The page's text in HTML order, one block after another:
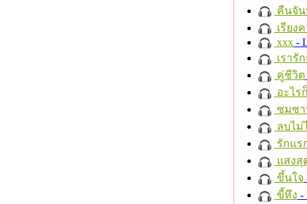
คืนจั
เรียง
xxx -
เรารั
คู่ชีวิต
อะไร
ซมซ
ลบไม่
รักแร
แสงสุ
ขึ้นใจ
ขี้หึง -